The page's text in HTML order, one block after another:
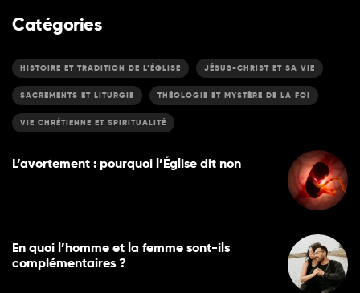
Catégories
HISTOIRE ET TRADITION DE L’ÉGLISE JÉSUS-CHRIST ET SA VIE
SACREMENTS ET LITURGIE THÉOLOGIE ET MYSTÈRE DE LA FOI
VIE CHRÉTIENNE ET SPIRITUALITÉ
L’avortement : pourquoi l’Église dit non
En quoi l’homme et la femme sont-ils
complémentaires ?